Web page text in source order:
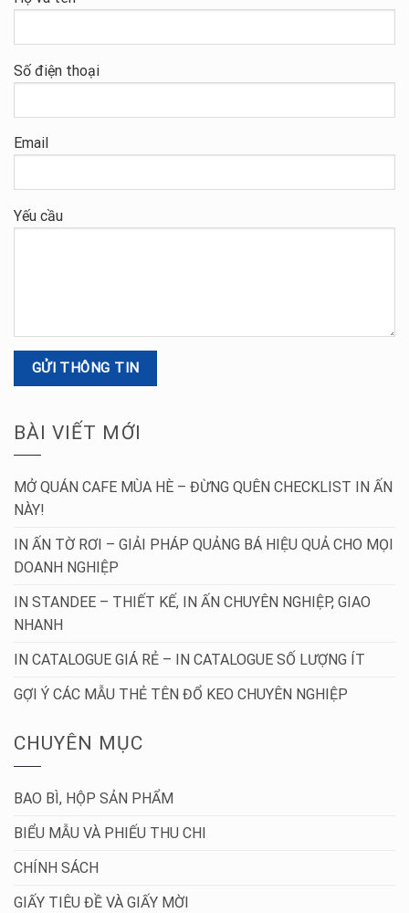
Số điện thoại
Email
Yếu cầu
BÀI VIẾT MỚI
MỞ QUÁN CAFE MÙA HÈ – ĐỪNG QUÊN CHECKLIST IN ẤN
NÀY!
IN ẤN TỜ RƠI – GIẢI PHÁP QUẢNG BÁ HIỆU QUẢ CHO MỌI
DOANH NGHIỆP
IN STANDEE – THIẾT KẾ, IN ẤN CHUYÊN NGHIỆP, GIAO
NHANH
IN CATALOGUE GIÁ RẺ – IN CATALOGUE SỐ LƯỢNG ÍT
GỢI Ý CÁC MẪU THẺ TÊN ĐỔ KEO CHUYÊN NGHIỆP
CHUYÊN MỤC
BAO BÌ, HỘP SẢN PHẨM
BIỂU MẪU VÀ PHIẾU THU CHI
CHÍNH SÁCH
GIẤY TIÊU ĐỀ VÀ GIẤY MỜI